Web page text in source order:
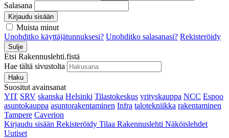
Salasana
Kirjaudu sisään
Muista minut
Unohditko käyttäjätunnuksesi? Unohditko salasanasi? Rekisteröidy
Sulje
Etsi Rakennuslehti.fistä
Hae tältä sivustolta
Haku
Suositut avainsanat
YIT SRV skanska Helsinki Tilastokeskus yrityskauppa NCC Espoo
asuntokauppa asuntorakentaminen Infra talotekniikka rakentaminen
Tampere Caverion
Kirjaudu sisään Rekisteröidy Tilaa Rakennuslehti Näköislehdet
Uutiset